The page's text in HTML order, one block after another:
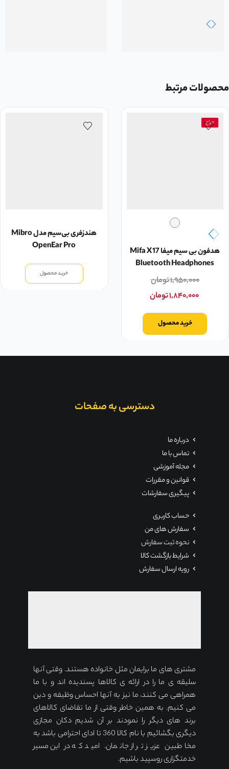
محصولات مرتبط
حراج
هدفون بی سیم میفا Mifa X17
Bluetooth Headphones
۱,۹۵۰,۰۰۰تومان
۱,۸۴۰,۰۰۰تومان
خرید محصول
هندزفری بی‌سیم مدل Mibro
OpenEar Pro
خرید محصول
دسترسی به صفحات
درباره ما
تماس با ما
مجله آموزشی
قوانین و مقررات
پیگیری سفارشات
حساب کاربری
سفارش های من
نحوه ثبت سفارش
شرایط بازگشت کالا
رویه ارسال سفارش
مشتری های ما برایمان مثل خانواده هستند. وقتی آنها
سلیقه ی ما را در ارائه ی کالاها پسندیده اند و با ما
همراهی می کنند، ما نیز به آنها احساس وظیفه و دین
می کنیم. به همین خاطر وقتی از ما تقاضای کالاهای
برند های دیگر را نمودند بر آن شدیم دکان مجازی
دیگری بگشائیم با نام کالا 360 تا ادای احترامی باشد به
مخاطبین عزیز تر از جانمان. امید که در این مسیر
خدمتگزاری روسپید باشیم.